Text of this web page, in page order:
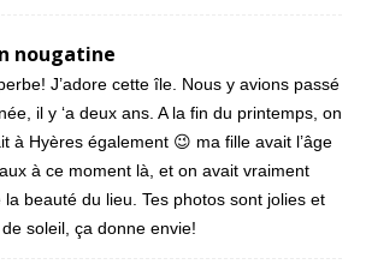
nougatine
J’adore cette île. Nous y avions passé
il y ‘a deux ans. A la fin du printemps, on
à Hyères également 😉 ma fille avait l’âge
à ce moment là, et on avait vraiment
la beauté du lieu. Tes photos sont jolies et
soleil, ça donne envie!